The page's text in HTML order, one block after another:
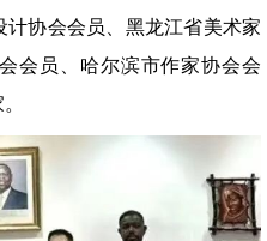
协会会员、黑龙江省美术家
会员、哈尔滨市作家协会会